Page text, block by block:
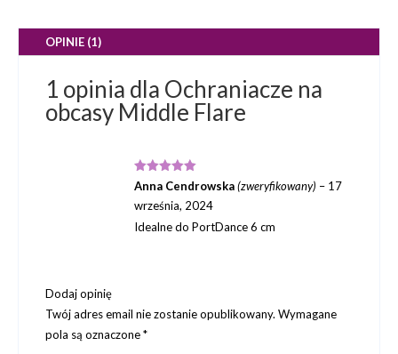
OPINIE (1)
1 opinia dla Ochraniacze na
obcasy Middle Flare
Oceniono 5
na 5
Anna Cendrowska(zweryfikowany) – 17
września, 2024
Idealne do PortDance 6 cm
Dodaj opinię
Twój adres email nie zostanie opublikowany. Wymagane
pola są oznaczone*